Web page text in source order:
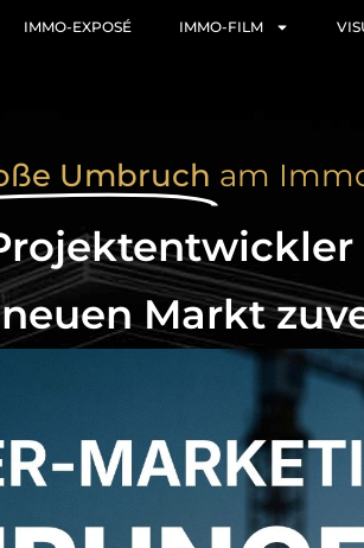
IMMO-EXPOSÉ IMMO-FILM
Umbruch am
Markt